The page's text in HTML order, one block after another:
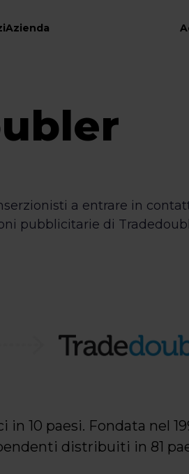
Azienda
a entrare in
pubblicitarie di
10 paesi. Fondata nel
distribuiti in 81